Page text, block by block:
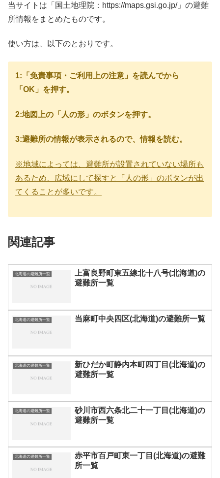
当サイトは「国土地理院：https://maps.gsi.go.jp/」の避難
所情報をまとめたものです。
使い方は、以下のとおりです。
1:「免責事項・ご利用上の注意」を読んでから
「OK」を押す。
2:地図上の「人の形」のボタンを押す。
3:避難所の情報が表示されるので、情報を読む。
※地域によっては、避難所が設置されていない場所も
あるため、広域にして探すと「人の形」のボタンが出
てくることが多いです。
関連記事
北海道の避難所一覧
上富良野町東五線北十八号(北海道)の
避難所一覧
北海道の避難所一覧 当麻町中央四区(北海道)の避難所一覧
北海道の避難所一覧
新ひだか町静内本町四丁目(北海道)の
避難所一覧
北海道の避難所一覧
砂川市西六条北二十一丁目(北海道)の
避難所一覧
北海道の避難所一覧
赤平市百戸町東一丁目(北海道)の避難
所一覧